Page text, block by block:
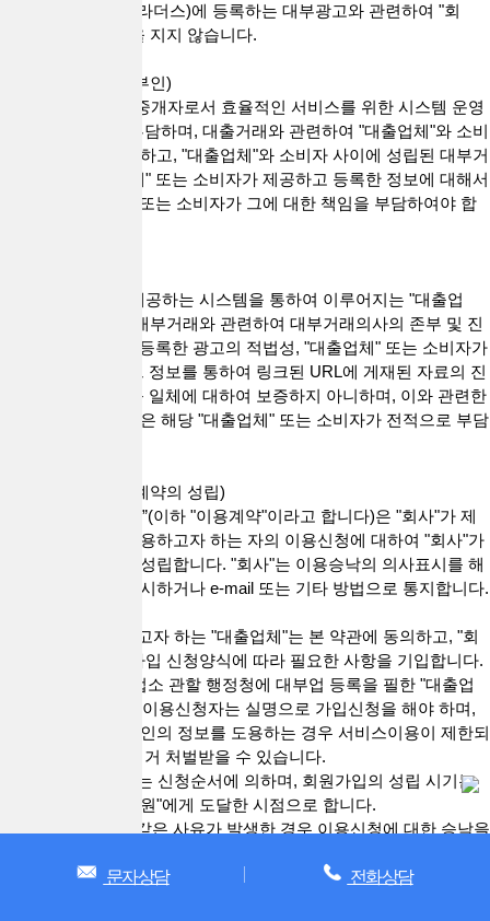
문자상담 전화상담
스네트워크(대출브라더스)에 등록하는 대부광고와 관련하여 "회
사"는 일체의 책임을 지지 않습니다.
제5조(대리행위의 부인)
"회사"는 통신판매 중개자로서 효율적인 서비스를 위한 시스템 운영
및 관리 책임만을 부담하며, 대출거래와 관련하여 "대출업체"와 소비
자를 대리하지 아니하고, "대출업체"와 소비자 사이에 성립된 대부거
래계약 및 "대출업체" 또는 소비자가 제공하고 등록한 정보에 대해서
는 해당 "대출업체" 또는 소비자가 그에 대한 책임을 부담하여야 합
"회사"는 "회사"가 제공하는 시스템을 통하여 이루어지는 "대출업
체"와 소비자 간의 대부거래와 관련하여 대부거래의사의 존부 및 진
정성, "대출업체"가 등록한 광고의 적법성, "대출업체" 또는 소비자가
입력하는 정보 및 그 정보를 통하여 링크된 URL에 게재된 자료의 진
실성 또는 적법성 등 일체에 대하여 보증하지 아니하며, 이와 관련한
일체의 위험과 책임은 해당 "대출업체" 또는 소비자가 전적으로 부담
제7조(서비스 이용계약의 성립)
1. “서비스 이용계약”(이하 "이용계약"이라고 합니다)은 "회사"가 제
공하는 서비스를 이용하고자 하는 자의 이용신청에 대하여 "회사"가
이를 승낙함으로써 성립합니다. "회사"는 이용승낙의 의사표시를 해
당 서비스화면에 게시하거나 e-mail 또는 기타 방법으로 통지합니다.
2. 서비스를 이용하고자 하는 "대출업체"는 본 약관에 동의하고, "회
사"가 정하는 회원가입 신청양식에 따라 필요한 사항을 기입합니다.
3. "회원"가입은 영업소 관할 행정청에 대부업 등록을 필한 "대출업
체"만 할 수 있으며, 이용신청자는 실명으로 가입신청을 해야 하며,
실명이 아니거나 타인의 정보를 도용하는 경우 서비스이용이 제한되
거나 관련 법령에 의거 처벌받을 수 있습니다.
4. 이용신청의 처리는 신청순서에 의하며, 회원가입의 성립 시기는
"회사"의 승낙이 "회원"에게 도달한 시점으로 합니다.
5. "회사"는 다음과 같은 사유가 발생한 경우 이용신청에 대한 승낙을
1) 실명으로 가입신청을 하지 않은 경우